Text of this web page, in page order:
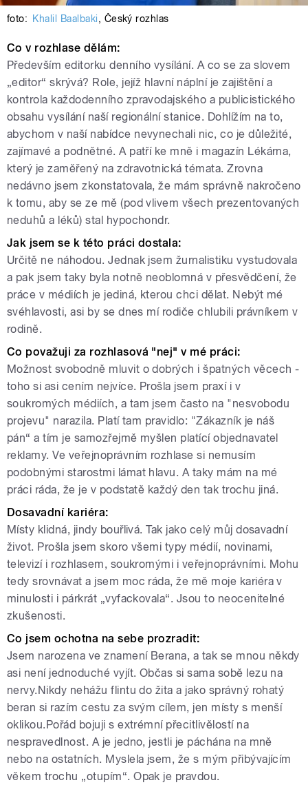
foto: Khalil Baalbaki, Český rozhlas
Co v rozhlase dělám:
Především editorku denního vysílání. A co se za slovem
„editor“ skrývá? Role, jejíž hlavní náplní je zajištění a
kontrola každodenního zpravodajského a publicistického
obsahu vysílání naší regionální stanice. Dohlížím na to,
abychom v naší nabídce nevynechali nic, co je důležité,
zajímavé a podnětné. A patří ke mně i magazín Lékárna,
který je zaměřený na zdravotnická témata. Zrovna
nedávno jsem zkonstatovala, že mám správně nakročeno
k tomu, aby se ze mě (pod vlivem všech prezentovaných
neduhů a léků) stal hypochondr.
Jak jsem se k této práci dostala:
Určitě ne náhodou. Jednak jsem žurnalistiku vystudovala
a pak jsem taky byla notně neoblomná v přesvědčení, že
práce v médiích je jediná, kterou chci dělat. Nebýt mé
svéhlavosti, asi by se dnes mí rodiče chlubili právníkem v
rodině.
Co považuji za rozhlasová "nej" v mé práci:
Možnost svobodně mluvit o dobrých i špatných věcech -
toho si asi cením nejvíce. Prošla jsem praxí i v
soukromých médiích, a tam jsem často na "nesvobodu
projevu" narazila. Platí tam pravidlo: "Zákazník je náš
pán“ a tím je samozřejmě myšlen platící objednavatel
reklamy. Ve veřejnoprávním rozhlase si nemusím
podobnými starostmi lámat hlavu. A taky mám na mé
práci ráda, že je v podstatě každý den tak trochu jiná.
Dosavadní kariéra:
Místy klidná, jindy bouřlivá. Tak jako celý můj dosavadní
život. Prošla jsem skoro všemi typy médií, novinami,
televizí i rozhlasem, soukromými i veřejnoprávními. Mohu
tedy srovnávat a jsem moc ráda, že mě moje kariéra v
minulosti i párkrát „vyfackovala“. Jsou to neocenitelné
zkušenosti.
Co jsem ochotna na sebe prozradit:
Jsem narozena ve znamení Berana, a tak se mnou někdy
asi není jednoduché vyjít. Občas si sama sobě lezu na
nervy.Nikdy nehážu flintu do žita a jako správný rohatý
beran si razím cestu za svým cílem, jen místy s menší
oklikou.Pořád bojuji s extrémní přecitlivělostí na
nespravedlnost. A je jedno, jestli je páchána na mně
nebo na ostatních. Myslela jsem, že s mým přibývajícím
věkem trochu „otupím“. Opak je pravdou.